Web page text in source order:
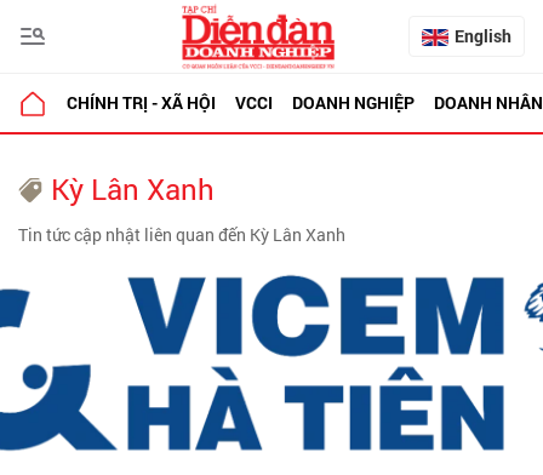
English
CHÍNH TRỊ - XÃ HỘI VCCI DOANH NGHIỆP DOANH NHÂN
Kỳ Lân Xanh
Tin tức cập nhật liên quan đến Kỳ Lân Xanh